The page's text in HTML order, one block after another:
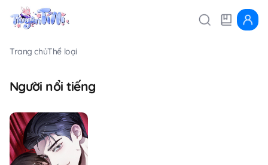
Trang chủThể loại
Người nổi tiếng